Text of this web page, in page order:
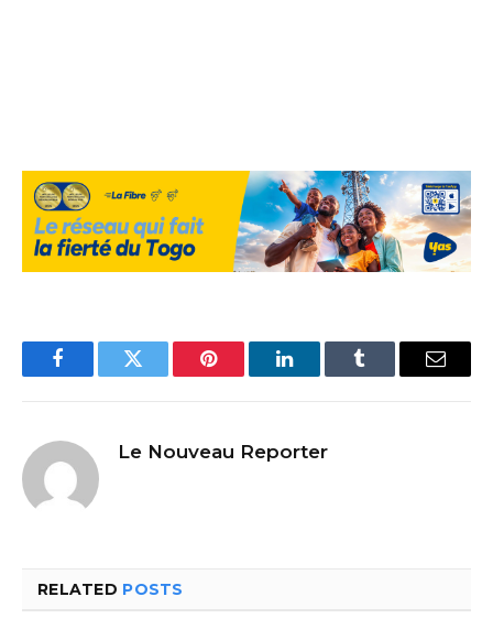
FacebookTwitter Pinterest LinkedInTumblr Email
Le Nouveau Reporter
RELATED POSTS